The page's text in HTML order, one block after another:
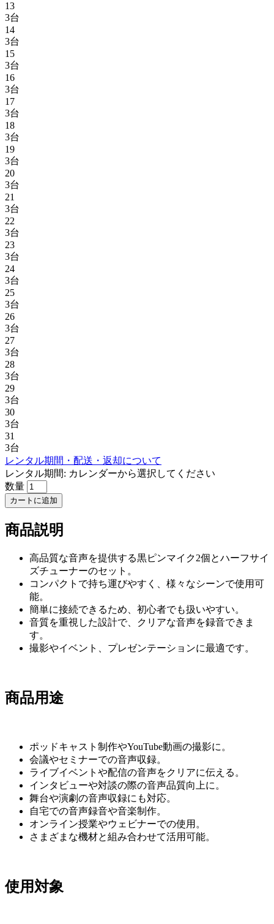
13
3台
14
3台
15
3台
16
3台
17
3台
18
3台
19
3台
20
3台
21
3台
22
3台
23
3台
24
3台
25
3台
26
3台
27
3台
28
3台
29
3台
30
3台
31
3台
レンタル期間・配送・返却について
レンタル期間: カレンダーから選択してください
数量
カートに追加
商品説明
高品質な音声を提供する黒ピンマイク2個とハーフサイ
ズチューナーのセット。
コンパクトで持ち運びやすく、様々なシーンで使用可
能。
簡単に接続できるため、初心者でも扱いやすい。
音質を重視した設計で、クリアな音声を録音できま
す。
撮影やイベント、プレゼンテーションに最適です。
商品用途
ポッドキャスト制作やYouTube動画の撮影に。
会議やセミナーでの音声収録。
ライブイベントや配信の音声をクリアに伝える。
インタビューや対談の際の音声品質向上に。
舞台や演劇の音声収録にも対応。
自宅での音声録音や音楽制作。
オンライン授業やウェビナーでの使用。
さまざまな機材と組み合わせて活用可能。
使用対象